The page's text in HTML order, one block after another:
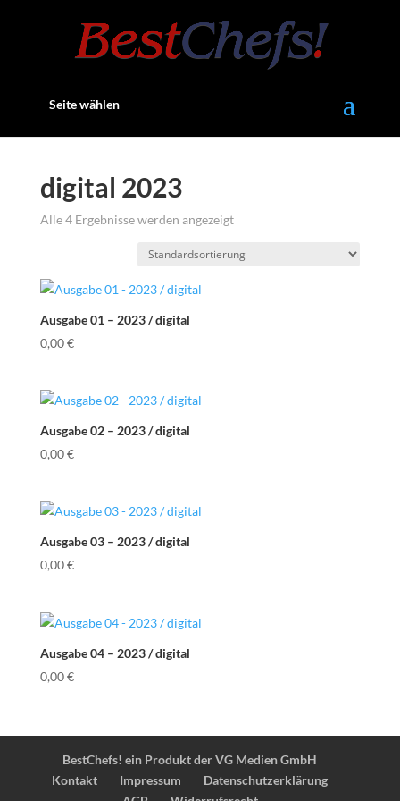
Seite wählen
digital 2023
Alle 4 Ergebnisse werden angezeigt
Ausgabe 01 – 2023 / digital
0,00€
Ausgabe 02 – 2023 / digital
0,00€
Ausgabe 03 – 2023 / digital
0,00€
Ausgabe 04 – 2023 / digital
0,00€
BestChefs! ein Produkt der VG Medien GmbH
Kontakt
Impressum
Datenschutzerklärung